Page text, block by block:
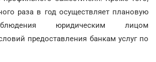
раза в год осуществляет плановую
юридическим лицом
предоставления банкам услуг по